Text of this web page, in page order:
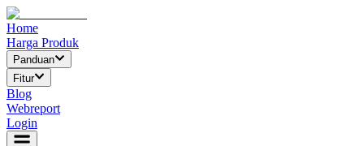
Home
Harga Produk
Panduan
Fitur
Blog
Webreport
Login